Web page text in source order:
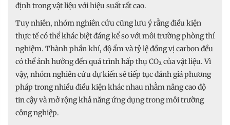
định trong vật liệu với hiệu suất rất cao.
Tuy nhiên, nhóm nghiên cứu cũng lưu ý rằng điều kiện
thực tế có thể khác biệt đáng kể so với môi trường phòng thí
nghiệm. Thành phần khí, độ ẩm và tỷ lệ đồng vị carbon đều
có thể ảnh hưởng đến quá trình hấp thụ CO₂ của vật liệu. Vì
vậy, nhóm nghiên cứu dự kiến sẽ tiếp tục đánh giá phương
pháp trong nhiều điều kiện khác nhau nhằm nâng cao độ
tin cậy và mở rộng khả năng ứng dụng trong môi trường
công nghiệp.